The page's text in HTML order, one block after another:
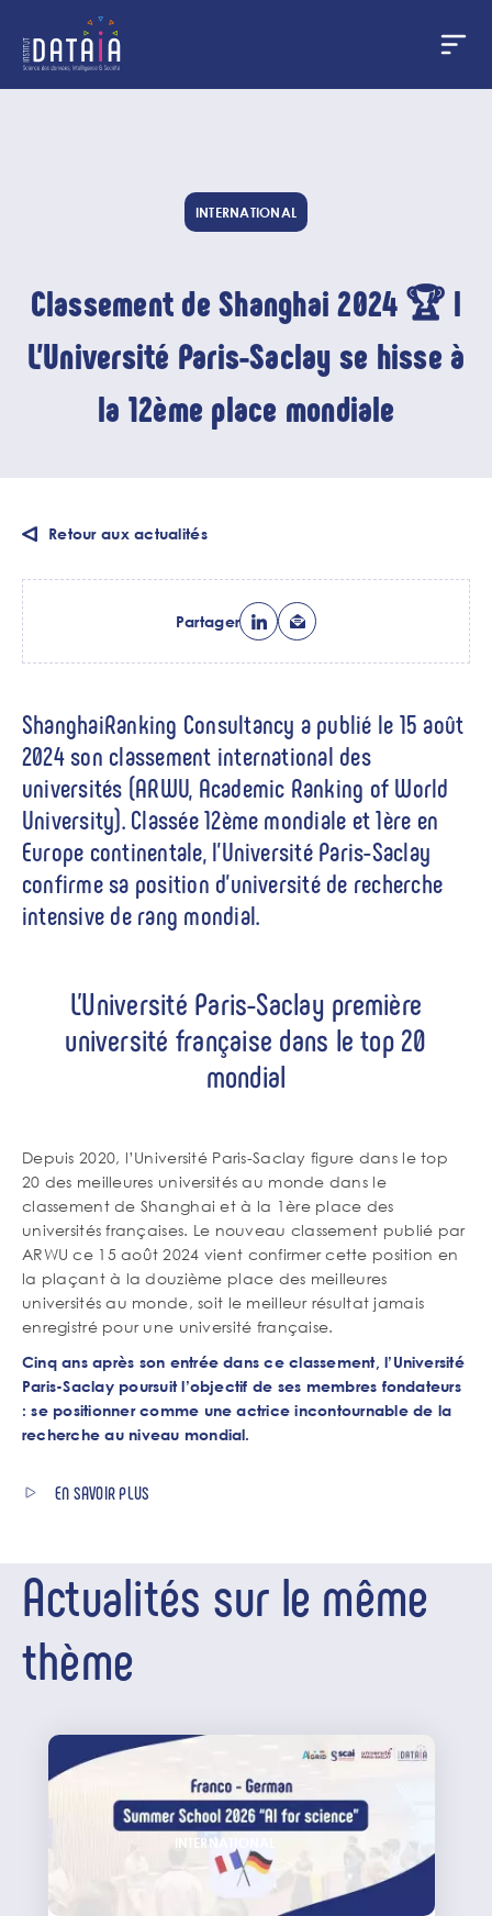
INTERNATIONAL
Classement de Shanghai 2024 🏆 l
L’Université Paris-Saclay se hisse à
la 12ème place mondiale
Retour aux actualités
Partager
ShanghaiRanking Consultancy a publié le 15 août
2024 son classement international des
universités (ARWU, Academic Ranking of World
University). Classée 12ème mondiale et 1ère en
Europe continentale, l’Université Paris-Saclay
confirme sa position d’université de recherche
intensive de rang mondial.
L’Université Paris-Saclay première
université française dans le top 20
mondial
Depuis 2020, l’Université Paris-Saclay figure dans le top
20 des meilleures universités au monde dans le
classement de Shanghai et à la 1ère place des
universités françaises. Le nouveau classement publié par
ARWU ce 15 août 2024 vient confirmer cette position en
la plaçant à la douzième place des meilleures
universités au monde, soit le meilleur résultat jamais
enregistré pour une université française.
Cinq ans après son entrée dans ce classement, l’Université
Paris-Saclay poursuit l’objectif de ses membres fondateurs
: se positionner comme une actrice incontournable de la
recherche au niveau mondial.
EN SAVOIR PLUS
Actualités sur le même
thème
INTERNATIONAL
Panneau de gestion des cookies